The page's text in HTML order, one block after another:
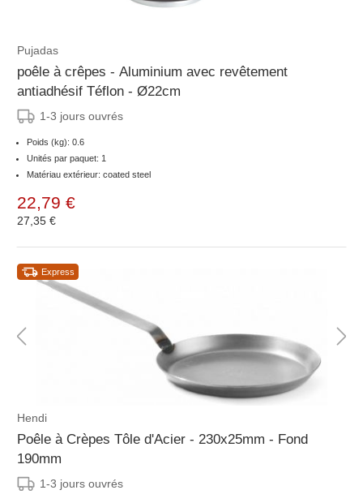
Pujadas
poêle à crêpes - Aluminium avec revêtement
antiadhésif Téflon - Ø22cm
1-3 jours ouvrés
Poids (kg): 0.6
Unités par paquet: 1
Matériau extérieur: coated steel
22,79 €
27,35 €
Express
Hendi
Poêle à Crèpes Tôle d'Acier - 230x25mm - Fond
190mm
1-3 jours ouvrés